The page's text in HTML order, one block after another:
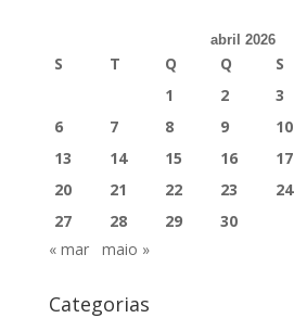
abril 2026
S T Q Q S
1
2 3
6
7 8 9 10
13
14 15 16 17
20
21 22 23 24
27
28 29
30
« mar
maio »
Categorias